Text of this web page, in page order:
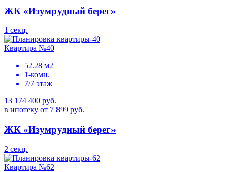
ЖК «Изумрудный берег»
1 секц.
Квартира №40
52.28 м2
1-комн.
7/7 этаж
13 174 400 руб.
в ипотеку от 7 899 руб.
ЖК «Изумрудный берег»
2 секц.
Квартира №62